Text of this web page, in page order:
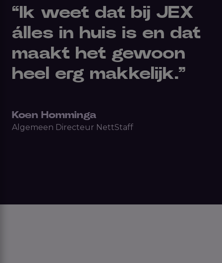
“Ik weet dat bij JEX
álles in huis is en dat
maakt het gewoon
heel erg makkelijk.”
Koen Homminga
Algemeen Directeur NettStaff